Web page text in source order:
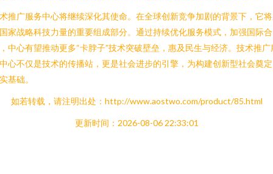
推广服务中心将继续深化其使命。在全球创新竞争加剧的背景下，它
家战略科技力量的重要组成部分。通过持续优化服务模式，加强国际合
中心有望推动更多“卡脖子”技术突破壁垒，惠及民生与经济。技术推广
心不仅是技术的传播站，更是社会进步的引擎，为构建创新型社会奠
基础。
如若转载，请注明出处：http://www.aostwo.com/product/85.html
更新时间：2026-08-06 22:33:01